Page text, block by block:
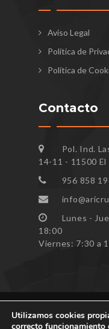
Aviso Legal
Política de
Política de
Contacto
Pol. Ind.
14-11 - 11500
956 858
Lunes -
18:00
Viernes: 7:30 a
Utilizamos cookies
correcto funcionamiento